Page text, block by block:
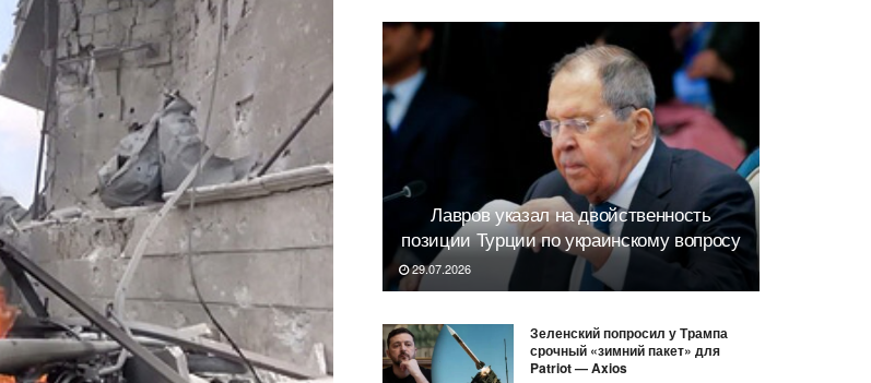
Лавров указал на двойственность
позиции Турции по украинскому вопросу
29.07.2026
Зеленский попросил у Трампа
срочный «зимний пакет» для
Patriot — Axios